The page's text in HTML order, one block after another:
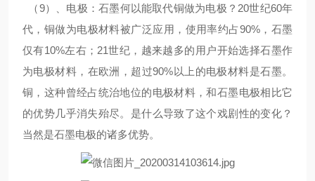
（9）、电极：石墨何以能取代铜做为电极？20世纪60年
代，铜做为电极材料被广泛应用，使用率约占90%，石墨
仅有10%左右；21世纪，越来越多的用户开始选择石墨作
为电极材料，在欧洲，超过90%以上的电极材料是石墨。
铜，这种曾经占统治地位的电极材料，和石墨电极相比它
的优势几乎消失殆尽。是什么导致了这个戏剧性的变化？
当然是石墨电极的诸多优势。